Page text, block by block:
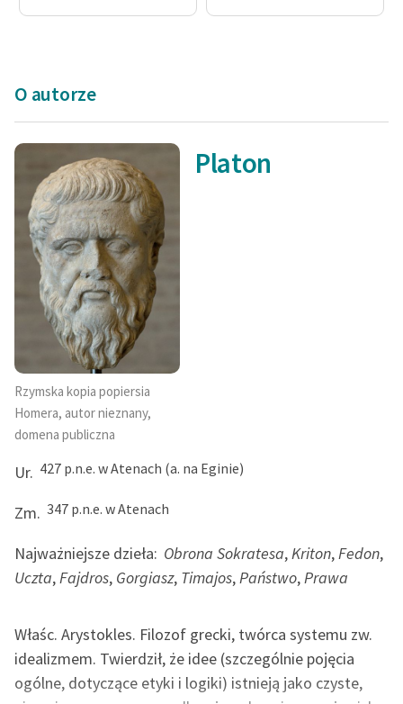
O autorze
Rzymska kopia popiersia
Homera, autor nieznany,
domena publiczna
Platon
Ur. 427 p.n.e. w Atenach (a. na Eginie)
Zm. 347 p.n.e. w Atenach
Najważniejsze dzieła: Obrona Sokratesa,Kriton,Fedon,
Uczta,Fajdros, Gorgiasz, Timajos,Państwo,Prawa
Właśc. Arystokles. Filozof grecki, twórca systemu zw.
idealizmem. Twierdził, że idee (szczególnie pojęcia
ogólne, dotyczące etyki i logiki) istnieją jako czyste,